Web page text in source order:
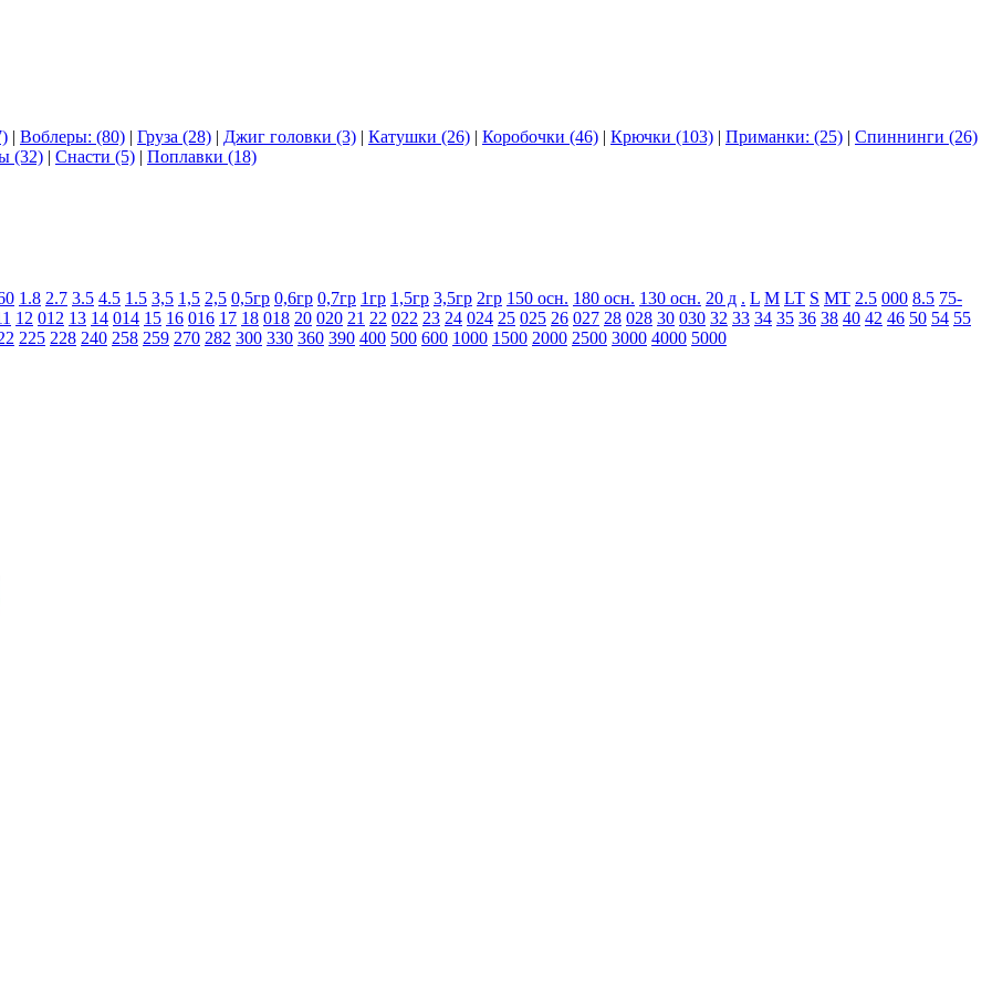
| Воблеры: (80) | Груза (28) | Джиг головки (3) | Катушки (26) | Коробочки (46) | Крючки (103) | Приманки: (25) | Спиннинги (26)
(32) | Снасти (5) | Поплавки (18)
1.8 2.7 3.5 4.5 1.5 3,5 1,5 2,5 0,5гр 0,6гр 0,7гр 1гр 1,5гр 3,5гр 2гр 150 осн. 180 осн. 130 осн. 20 д . L M LT S MT 2.5 000 8.5 75-
12 012 13 14 014 15 16 016 17 18 018 20 020 21 22 022 23 24 024 25 025 26 027 28 028 30 030 32 33 34 35 36 38 40 42 46 50 54 55
225 228 240 258 259 270 282 300 330 360 390 400 500 600 1000 1500 2000 2500 3000 4000 5000